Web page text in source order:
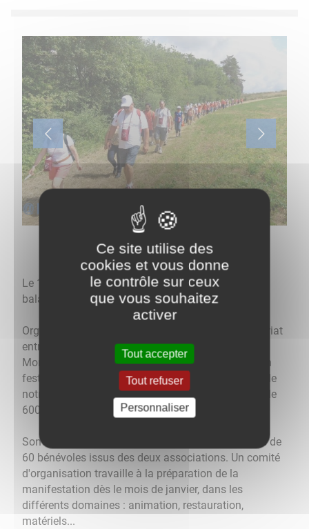
Le 14 juin 2026 aura lieu la 12ème édition de la
balade gourmande de la Douix.
Organisée depuis 2012 sous la forme d'un partenariat
entre le foyer rural de Darcey et le club de foot de
Montbard/Venarey-les-Laumes, cette manifestation
festive est devenue un évènement incontournable de
notre région qui rassemble, à chaque édition, plus de
600 participants !
Son organisation nécessite la mobilisation de plus de
60 bénévoles issus des deux associations. Un comité
d'organisation travaille à la préparation de la
manifestation dès le mois de janvier, dans les
différents domaines : animation, restauration,
matériels...
Ce site utilise des
cookies et vous donne
le contrôle sur ceux
que vous souhaitez
activer
Tout accepter
Tout refuser
Personnaliser